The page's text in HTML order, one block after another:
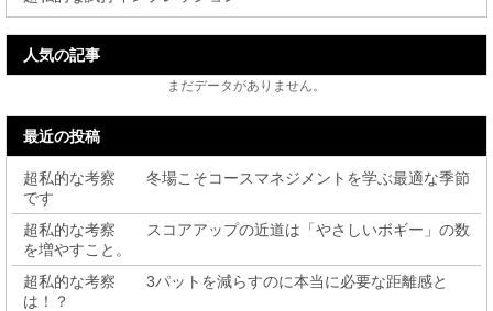
人気の記事
まだデータがありません。
最近の投稿
超私的な考察 冬場こそコースマネジメントを学ぶ最適な季節
です
超私的な考察 スコアアップの近道は「やさしいボギー」の数
を増やすこと。
超私的な考察 3パットを減らすのに本当に必要な距離感と
は！？